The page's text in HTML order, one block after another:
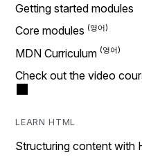
Getting started modules
Core modules
MDN Curriculum
Check out the video
LEARN HTML
Structuring content with